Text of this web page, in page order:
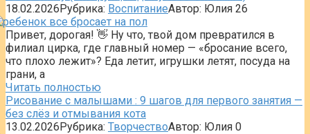
18.02.2026Рубрика: ВоспитаниеАвтор: Юлия 26
Привет, дорогая! 👋 Ну что, твой дом превратился в
филиал цирка, где главный номер — «бросание всего,
что плохо лежит»? Еда летит, игрушки летят, посуда на
грани, а
Читать полностью
Рисование с малышами : 9 шагов для первого занятия —
без слёз и отмывания кота
13.02.2026Рубрика: ТворчествоАвтор: Юлия 0